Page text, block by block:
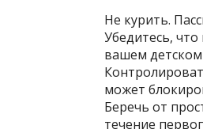
Не курить.
Убедитесь,
вашем детском
может
Беречь от
течение